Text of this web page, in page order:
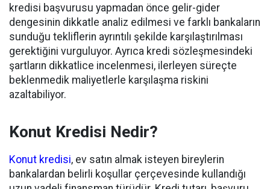
kredisi başvurusu yapmadan önce gelir-gider
dengesinin dikkatle analiz edilmesi ve farklı bankaların
sunduğu tekliflerin ayrıntılı şekilde karşılaştırılması
gerektiğini vurguluyor. Ayrıca kredi sözleşmesindeki
şartların dikkatlice incelenmesi, ilerleyen süreçte
beklenmedik maliyetlerle karşılaşma riskini
azaltabiliyor.
Konut Kredisi Nedir?
Konut kredisi, ev satın almak isteyen bireylerin
bankalardan belirli koşullar çerçevesinde kullandığı